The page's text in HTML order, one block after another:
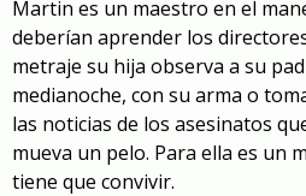
Martin es un maestro en el
deberían aprender los
metraje su hija observa a su
medianoche, con su arma o
las noticias de los asesinatos
mueva un pelo. Para ella es un
tiene que convivir.